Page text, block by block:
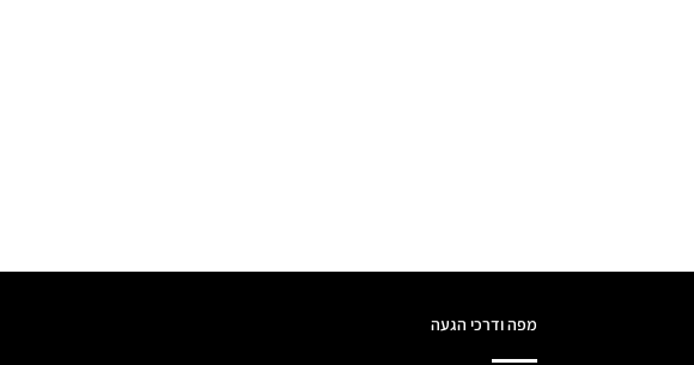
מפה ודרכי הגעה